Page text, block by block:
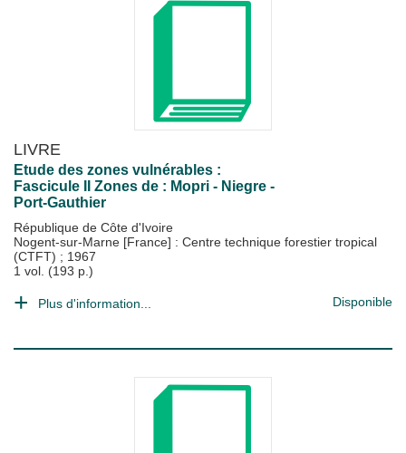
LIVRE
Etude des zones vulnérables :
Fascicule II Zones de : Mopri - Niegre -
Port-Gauthier
République de Côte d'Ivoire
Nogent-sur-Marne [France] : Centre technique forestier tropical
(CTFT) ; 1967
1 vol. (193 p.)
Plus d'information... Disponible